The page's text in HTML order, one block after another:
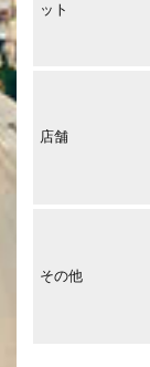
ット
店舗
その他